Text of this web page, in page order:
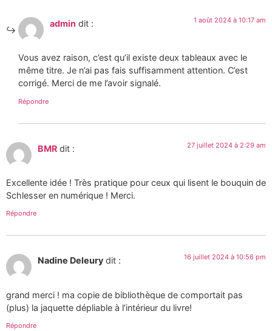
admin dit : 1 août 2024 à 10:17 am
Vous avez raison, c’est qu’il existe deux tableaux avec le
même titre. Je n’ai pas fais suffisamment attention. C’est
corrigé. Merci de me l’avoir signalé.
Répondre
BMR dit : 27 juillet 2024 à 2:29 am
Excellente idée ! Très pratique pour ceux qui lisent le bouquin de
Schlesser en numérique ! Merci.
Répondre
Nadine Deleury dit : 16 juillet 2024 à 10:56 pm
grand merci ! ma copie de bibliothèque de comportait pas
(plus) la jaquette dépliable à l’intérieur du livre!
Répondre